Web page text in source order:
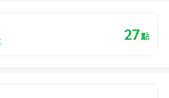
27點